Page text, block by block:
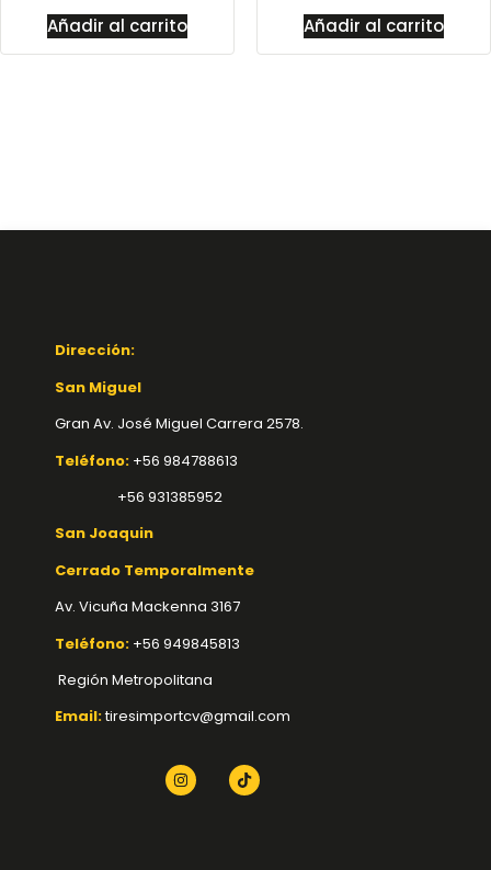
Añadir al carrito Añadir al carrito
Dirección:
San Miguel
Gran Av. José Miguel Carrera 2578.
Teléfono: +56 984788613
+56 931385952
San Joaquin
Cerrado Temporalmente
Av. Vicuña Mackenna 3167
Teléfono: +56 949845813
Región Metropolitana
Email:tiresimportcv@gmail.com